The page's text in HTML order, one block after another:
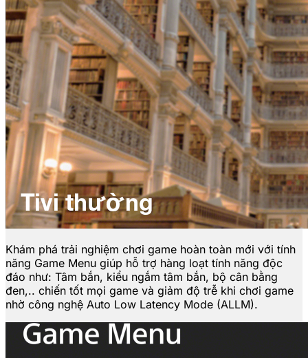
Khám phá trải nghiệm chơi game hoàn toàn mới với tính
năng Game Menu giúp hỗ trợ hàng loạt tính năng độc
đáo như: Tâm bắn, kiểu ngắm tâm bắn, bộ cân bằng
đen,.. chiến tốt mọi game và giảm độ trễ khi chơi game
nhờ công nghệ Auto Low Latency Mode (ALLM).